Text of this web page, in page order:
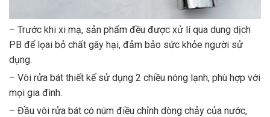
– Trước khi xi mạ, sản phẩm đều được xử lí qua dung dịch
PB để lọai bỏ chất gây hại, đảm bảo sức khỏe người sử
dụng.
– Vòi rửa bát thiết kế sử dụng 2 chiều nóng lạnh, phù hợp với
mọi gia đình.
– Đầu vòi rửa bát có núm điều chỉnh dòng chảy của nước,